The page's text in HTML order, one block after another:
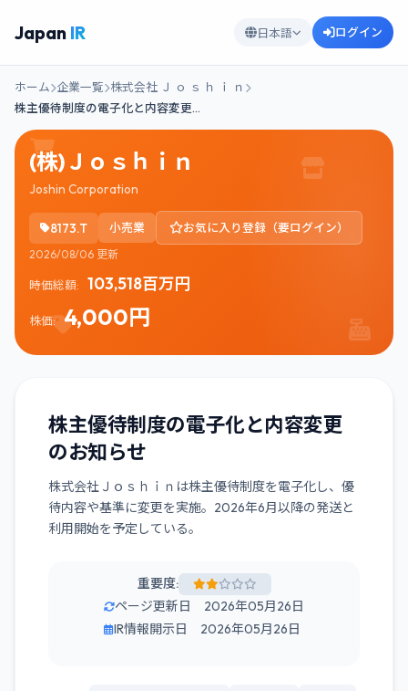
Japan IR 日本語 ログイン
ホーム 企業一覧 株式会社 Ｊ ｏ ｓ ｈ ｉ ｎ
株主優待制度の電子化と内容変更…
(株)Ｊｏｓｈｉｎ
Joshin Corporation
8173.T 小売業 お気に入り登録（要ログイン）
2026/08/06 更新
時価総額: 103,518百万円
株価: 4,000円
株主優待制度の電子化と内容変更
のお知らせ
株式会社Ｊｏｓｈｉｎは株主優待制度を電子化し、優
待内容や基準に変更を実施。2026年6月以降の発送と
利用開始を予定している。
重要度:
ページ更新日 2026年05月26日
IR情報開示日 2026年05月26日